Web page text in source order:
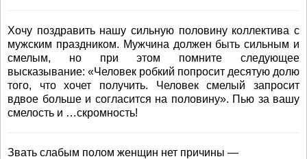
Хочу поздравить нашу сильную половину коллектива с
мужским праздником. Мужчина должен быть сильным и
смелым, но при этом помните следующее
высказывание: «Человек робкий попросит десятую долю
того, что хочет получить. Человек смелый запросит
вдвое больше и согласится на половину». Пью за вашу
смелость и …скромность!
Звать слабым полом женщин нет причины —